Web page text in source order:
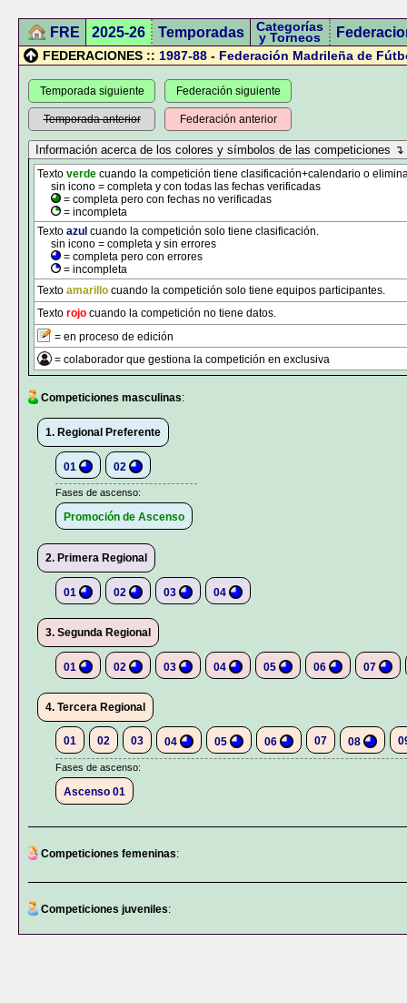
FRE 2025-26 Temporadas Categorías
y Torneos
FEDERACIONES :: 1987-88 - Federación Madrileña de
Temporada siguiente
Temporada anterior
Federación siguiente
Federación anterior
Texto verde cuando la competición tiene clasificación+calendario o
sin icono = completa y con todas las fechas verificadas
= completa pero con fechas no verificadas
= incompleta
Texto azul cuando la competición solo tiene clasificación.
sin icono = completa y sin errores
= completa pero con errores
= incompleta
Texto amarillo cuando la competición solo tiene equipos participantes.
Texto rojo cuando la competición no tiene datos.
= en proceso de edición
= colaborador que gestiona la competición en exclusiva
Competiciones masculinas:
1. Regional Preferente
01 02
Fases de ascenso:
Promoción de Ascenso
2. Primera Regional
01 02 03 04
3. Segunda Regional
01 02 03 04 05 06 07
4. Tercera Regional
01 02 03 04 05 06 07 08
Fases de ascenso:
Ascenso 01
Competiciones femeninas:
Competiciones juveniles: